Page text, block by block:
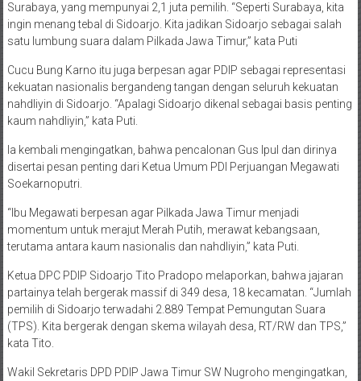
Surabaya, yang mempunyai 2,1 juta pemilih. “Seperti Surabaya, kita
ingin menang tebal di Sidoarjo. Kita jadikan Sidoarjo sebagai salah
satu lumbung suara dalam Pilkada Jawa Timur,” kata Puti
Cucu Bung Karno itu juga berpesan agar PDIP sebagai representasi
kekuatan nasionalis bergandeng tangan dengan seluruh kekuatan
nahdliyin di Sidoarjo. “Apalagi Sidoarjo dikenal sebagai basis penting
kaum nahdliyin,” kata Puti.
Ia kembali mengingatkan, bahwa pencalonan Gus Ipul dan dirinya
disertai pesan penting dari Ketua Umum PDI Perjuangan Megawati
Soekarnoputri.
“Ibu Megawati berpesan agar Pilkada Jawa Timur menjadi
momentum untuk merajut Merah Putih, merawat kebangsaan,
terutama antara kaum nasionalis dan nahdliyin,” kata Puti.
Ketua DPC PDIP Sidoarjo Tito Pradopo melaporkan, bahwa jajaran
partainya telah bergerak massif di 349 desa, 18 kecamatan. “Jumlah
pemilih di Sidoarjo terwadahi 2.889 Tempat Pemungutan Suara
(TPS). Kita bergerak dengan skema wilayah desa, RT/RW dan TPS,”
kata Tito.
Wakil Sekretaris DPD PDIP Jawa Timur SW Nugroho mengingatkan,